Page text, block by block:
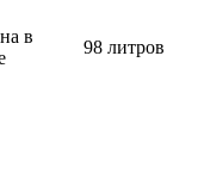
в
98 литров